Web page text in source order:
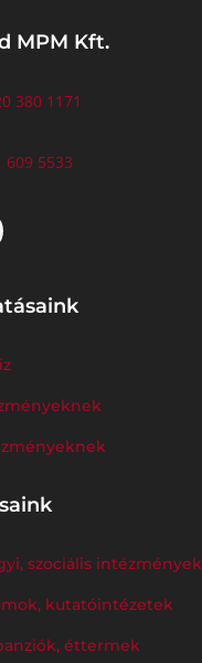
MPM Kft.
380 1171
609 5533
szociális intézmények
kutatóintézetek
éttermek